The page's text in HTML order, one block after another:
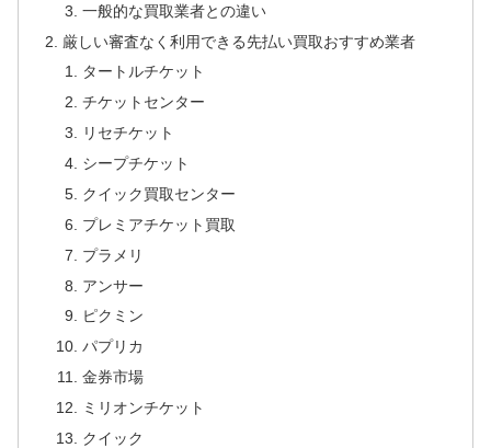
一般的な買取業者との違い
厳しい審査なく利用できる先払い買取おすすめ業者
タートルチケット
チケットセンター
リセチケット
シープチケット
クイック買取センター
プレミアチケット買取
プラメリ
アンサー
ピクミン
パプリカ
金券市場
ミリオンチケット
クイック